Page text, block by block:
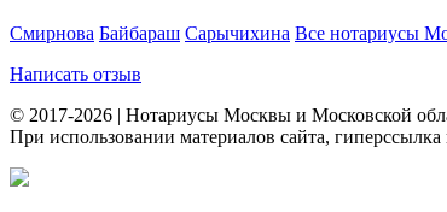
Смирнова Байбараш Сарычихина Все нотариусы
Написать отзыв
© 2017-2026 | Нотариусы Москвы и Московской
При использовании материалов сайта, гиперссылка